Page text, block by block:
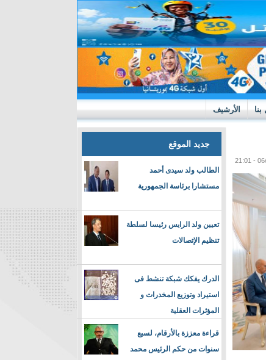
الأرشيف
جديد الموقع
الطالب ولد سيدى أحمد
مستشارا برئاسة الجمهورية
تعيين ولد الرايس رئيسا لسلطة
تنظيم الإتصالات
الدرك يفكك شبكة تنشط فى
استيراد وتوزيع المخدرات و
المؤثرات العقلية
قراءة معززة بالأرقام، لسبع
سنوات من حكم الرئيس محمد